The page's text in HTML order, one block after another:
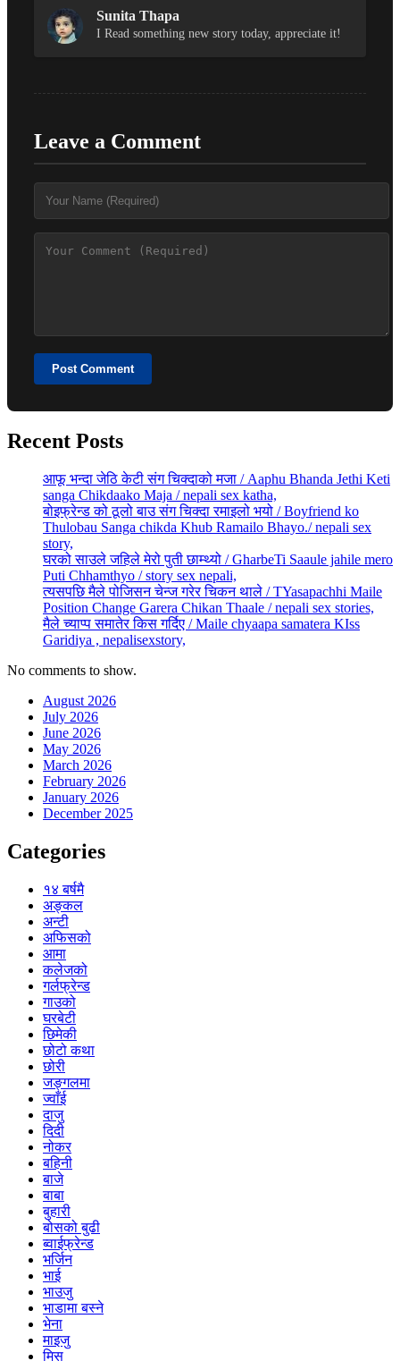
Sunita Thapa
I Read something new story today, appreciate it!
Leave a Comment
Post Comment
Recent Posts
आफू भन्दा जेठि केटी संग चिक्दाको मजा / Aaphu Bhanda Jethi Keti
sanga Chikdaako Maja / nepali sex katha,
बोइफ्रेन्ड को ठूलो बाउ संग चिक्दा रमाइलो भयो / Boyfriend ko
Thulobau Sanga chikda Khub Ramailo Bhayo./ nepali sex
story,
घरको साउले जहिले मेरो पुती छाम्थ्यो / GharbeTi Saaule jahile mero
Puti Chhamthyo / story sex nepali,
त्यसपछि मैले पोजिसन चेन्ज गरेर चिकन थाले / TYasapachhi Maile
Position Change Garera Chikan Thaale / nepali sex stories,
मैले च्याप्प समातेर किस गर्दिए / Maile chyaapa samatera KIss
Garidiya , nepalisexstory,
No comments to show.
August 2026
July 2026
June 2026
May 2026
March 2026
February 2026
January 2026
December 2025
Categories
१४ बर्षमै
अङ्कल
अन्टी
अफिसको
आमा
कलेजको
गर्लफ्रेन्ड
गाउको
घरबेटी
छिमेकी
छोटो कथा
छोरी
जङ्गलमा
ज्वाँई
दाजु
दिदी
नोकर
बहिनी
बाजे
बाबा
बुहारी
बोसको बुढी
ब्वाईफ्रेन्ड
भर्जिन
भाई
भाउजु
भाडामा बस्ने
भेना
माइजु
मिस